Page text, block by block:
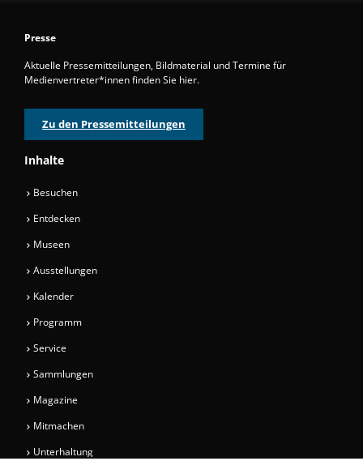
Presse
Aktuelle Pressemitteilungen, Bildmaterial und Termine für
Medienvertreter*innen finden Sie hier.
Zu den Pressemitteilungen
Inhalte
Besuchen
Entdecken
Museen
Ausstellungen
Kalender
Programm
Service
Sammlungen
Magazine
Mitmachen
Unterhaltung